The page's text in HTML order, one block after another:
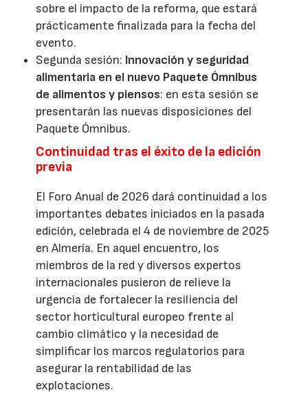
sobre el impacto de la reforma, que estará
prácticamente finalizada para la fecha del
evento.
Segunda sesión: Innovación y seguridad
alimentaria en el nuevo Paquete Ómnibus
de alimentos y piensos: en esta sesión se
presentarán las nuevas disposiciones del
Paquete Ómnibus.
Continuidad tras el éxito de la edición
previa
El Foro Anual de 2026 dará continuidad a los
importantes debates iniciados en la pasada
edición, celebrada el 4 de noviembre de 2025
en Almería. En aquel encuentro, los
miembros de la red y diversos expertos
internacionales pusieron de relieve la
urgencia de fortalecer la resiliencia del
sector horticultural europeo frente al
cambio climático y la necesidad de
simplificar los marcos regulatorios para
asegurar la rentabilidad de las
explotaciones.